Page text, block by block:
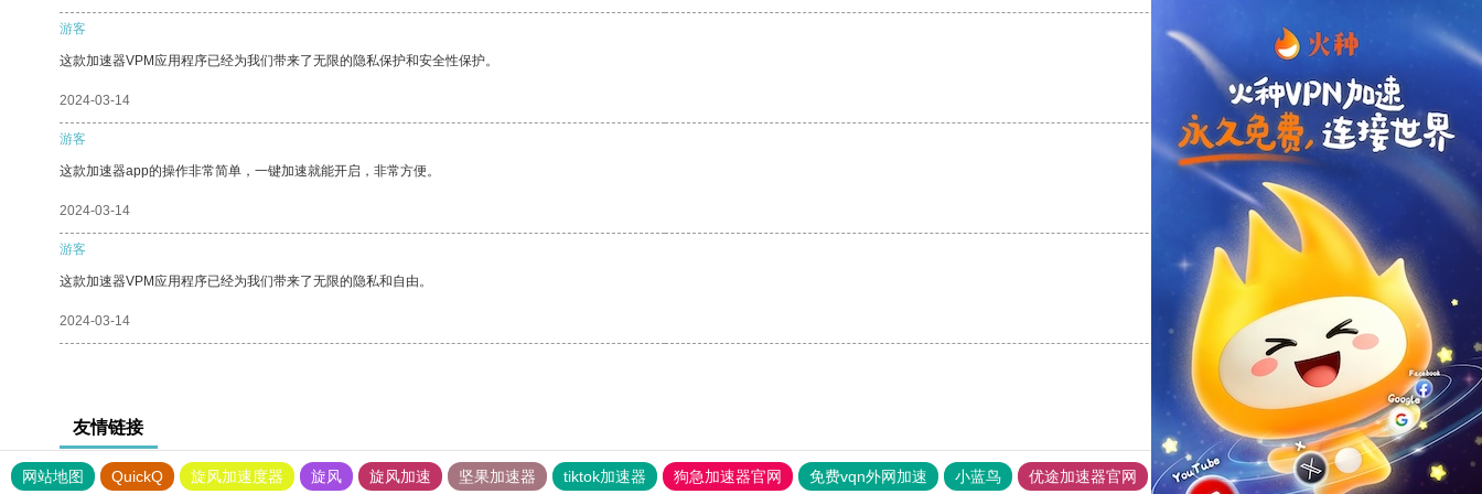
游客
这款加速器VPM应用程序已经为我们带来了无限的隐私保护和安全性保护。
2024-03-14 支持[0] 反对
游客
这款加速器app的操作非常简单，一键加速就能开启，非常方便。
2024-03-14 支持
游客
这款加速器VPM应用程序已经为我们带来了无限的隐私和自由。
2024-03-14 支持 反对
友情链接
网站地图 QuickQ 旋风加速度器 旋风 旋风加速 坚果加速器 tiktok加速器 狗急加速器官网 免费vqn外网加速 小蓝鸟 优途加速器官网 风驰加速器 旋风加速器 八戒看书